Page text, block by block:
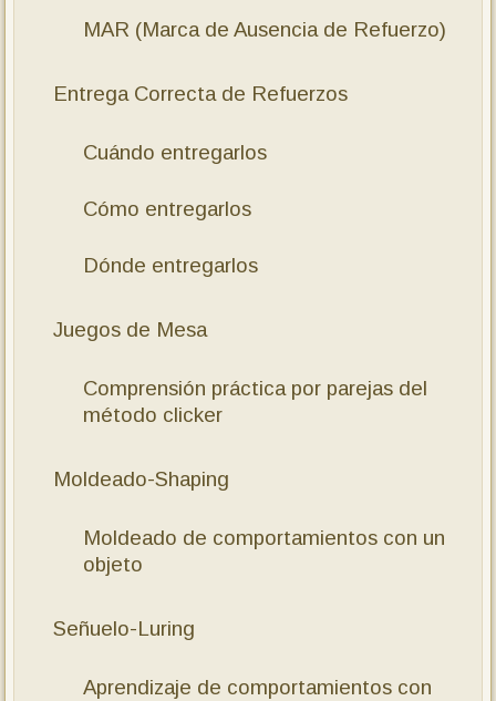
MAR (Marca de Ausencia de Refuerzo)
Entrega Correcta de Refuerzos
Cuándo entregarlos
Cómo entregarlos
Dónde entregarlos
Juegos de Mesa
Comprensión práctica por parejas del
método clicker
Moldeado-Shaping
Moldeado de comportamientos con un
objeto
Señuelo-Luring
Aprendizaje de comportamientos con